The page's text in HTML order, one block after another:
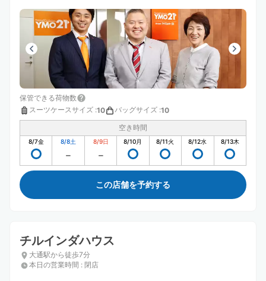
保管できる荷物数
スーツケースサイズ :10 バッグサイズ :10
空き時間
8/7金 8/8土 8/9日 8/10月 8/11火 8/12水 8/13木
この店舗を予約する
チルインダハウス
大通駅から徒歩7分
本日の営業時間 : 閉店